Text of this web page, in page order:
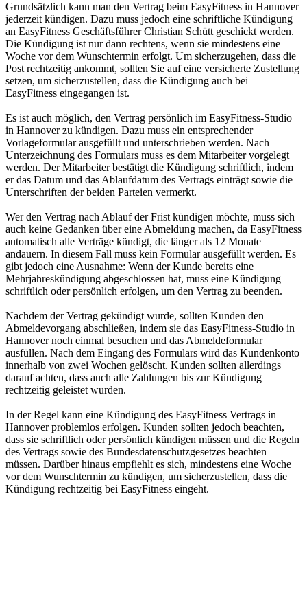
Grundsätzlich kann man den Vertrag beim EasyFitness in Hannover
jederzeit kündigen. Dazu muss jedoch eine schriftliche Kündigung
an EasyFitness Geschäftsführer Christian Schütt geschickt werden.
Die Kündigung ist nur dann rechtens, wenn sie mindestens eine
Woche vor dem Wunschtermin erfolgt. Um sicherzugehen, dass die
Post rechtzeitig ankommt, sollten Sie auf eine versicherte Zustellung
setzen, um sicherzustellen, dass die Kündigung auch bei
EasyFitness eingegangen ist.
Es ist auch möglich, den Vertrag persönlich im EasyFitness-Studio
in Hannover zu kündigen. Dazu muss ein entsprechender
Vorlageformular ausgefüllt und unterschrieben werden. Nach
Unterzeichnung des Formulars muss es dem Mitarbeiter vorgelegt
werden. Der Mitarbeiter bestätigt die Kündigung schriftlich, indem
er das Datum und das Ablaufdatum des Vertrags einträgt sowie die
Unterschriften der beiden Parteien vermerkt.
Wer den Vertrag nach Ablauf der Frist kündigen möchte, muss sich
auch keine Gedanken über eine Abmeldung machen, da EasyFitness
automatisch alle Verträge kündigt, die länger als 12 Monate
andauern. In diesem Fall muss kein Formular ausgefüllt werden. Es
gibt jedoch eine Ausnahme: Wenn der Kunde bereits eine
Mehrjahreskündigung abgeschlossen hat, muss eine Kündigung
schriftlich oder persönlich erfolgen, um den Vertrag zu beenden.
Nachdem der Vertrag gekündigt wurde, sollten Kunden den
Abmeldevorgang abschließen, indem sie das EasyFitness-Studio in
Hannover noch einmal besuchen und das Abmeldeformular
ausfüllen. Nach dem Eingang des Formulars wird das Kundenkonto
innerhalb von zwei Wochen gelöscht. Kunden sollten allerdings
darauf achten, dass auch alle Zahlungen bis zur Kündigung
rechtzeitig geleistet wurden.
In der Regel kann eine Kündigung des EasyFitness Vertrags in
Hannover problemlos erfolgen. Kunden sollten jedoch beachten,
dass sie schriftlich oder persönlich kündigen müssen und die Regeln
des Vertrags sowie des Bundesdatenschutzgesetzes beachten
müssen. Darüber hinaus empfiehlt es sich, mindestens eine Woche
vor dem Wunschtermin zu kündigen, um sicherzustellen, dass die
Kündigung rechtzeitig bei EasyFitness eingeht.